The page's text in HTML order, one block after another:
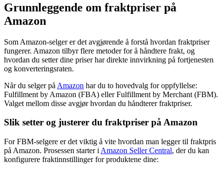
Grunnleggende om fraktpriser på
Amazon
Som Amazon-selger er det avgjørende å forstå hvordan fraktpriser
fungerer. Amazon tilbyr flere metoder for å håndtere frakt, og
hvordan du setter dine priser har direkte innvirkning på fortjenesten
og konverteringsraten.
Når du selger på Amazon har du to hovedvalg for oppfyllelse:
Fulfillment by Amazon (FBA) eller Fulfillment by Merchant (FBM).
Valget mellom disse avgjør hvordan du håndterer fraktpriser.
Slik setter og justerer du fraktpriser på Amazon
For FBM-selgere er det viktig å vite hvordan man legger til fraktpris
på Amazon. Prosessen starter i Amazon Seller Central, der du kan
konfigurere fraktinnstillinger for produktene dine: